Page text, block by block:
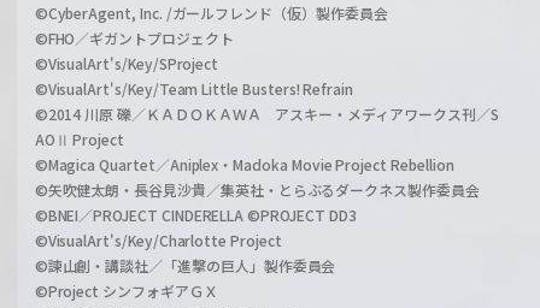
©CyberAgent, Inc. /ガールフレンド（仮）製作委員会
©FHO／ギガントプロジェクト
©VisualArt's/Key/SProject
©VisualArt's/Key/Team Little Busters! Refrain
©2014 川原 礫／ＫＡＤＯＫＡＷＡ アスキー・メディアワークス刊／S
AOⅡ Project
©Magica Quartet／Aniplex・Madoka Movie Project Rebellion
©矢吹健太朗・長谷見沙貴／集英社・とらぶるダークネス製作委員会
©BNEI／PROJECT CINDERELLA ©PROJECT DD3
©VisualArt's/Key/Charlotte Project
©諫山創・講談社／「進撃の巨人」製作委員会
©Project シンフォギアＧＸ